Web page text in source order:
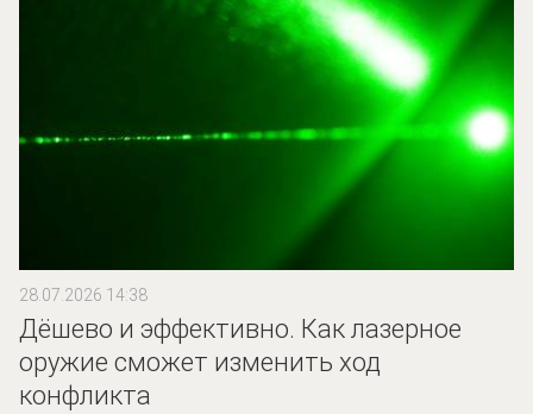
28.07.2026 14:38
Дёшево и эффективно. Как лазерное
оружие сможет изменить ход
конфликта